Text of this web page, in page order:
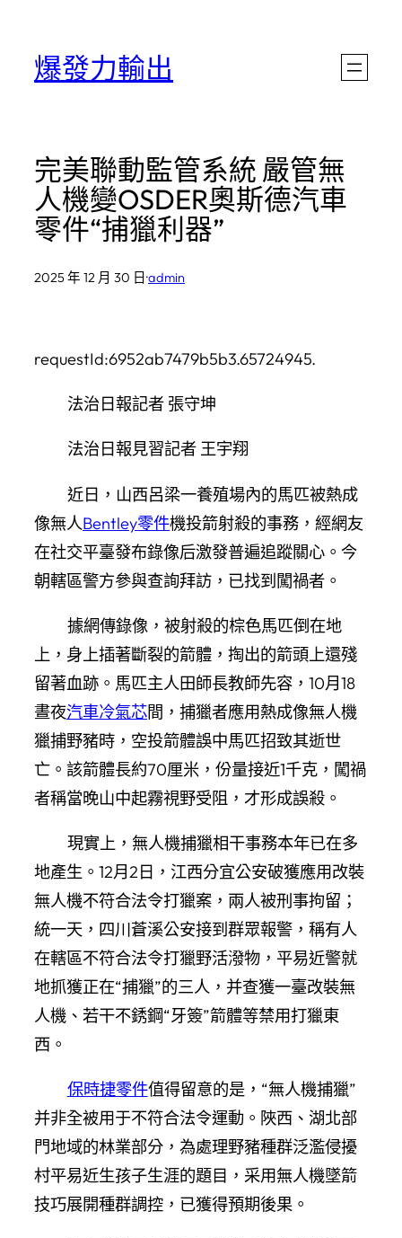
爆發力輸出
完美聯動監管系統 嚴管無
人機變OSDER奧斯德汽車
零件“捕獵利器”
2025 年 12 月 30 日·admin
requestId:6952ab7479b5b3.65724945.
法治日報記者 張守坤
法治日報見習記者 王宇翔
近日，山西呂梁一養殖場內的馬匹被熱成
像無人Bentley零件機投箭射殺的事務，經網友
在社交平臺發布錄像后激發普遍追蹤關心。今
朝轄區警方參與查詢拜訪，已找到闖禍者。
據網傳錄像，被射殺的棕色馬匹倒在地
上，身上插著斷裂的箭體，掏出的箭頭上還殘
留著血跡。馬匹主人田師長教師先容，10月18
晝夜汽車冷氣芯間，捕獵者應用熱成像無人機
獵捕野豬時，空投箭體誤中馬匹招致其逝世
亡。該箭體長約70厘米，份量接近1千克，闖禍
者稱當晚山中起霧視野受阻，才形成誤殺。
現實上，無人機捕獵相干事務本年已在多
地產生。12月2日，江西分宜公安破獲應用改裝
無人機不符合法令打獵案，兩人被刑事拘留；
統一天，四川蒼溪公安接到群眾報警，稱有人
在轄區不符合法令打獵野活潑物，平易近警就
地抓獲正在“捕獵”的三人，并查獲一臺改裝無
人機、若干不銹鋼“牙簽”箭體等禁用打獵東
西。
保時捷零件值得留意的是，“無人機捕獵”
并非全被用于不符合法令運動。陜西、湖北部
門地域的林業部分，為處理野豬種群泛濫侵擾
村平易近生孩子生涯的題目，采用無人機墜箭
技巧展開種群調控，已獲得預期後果。